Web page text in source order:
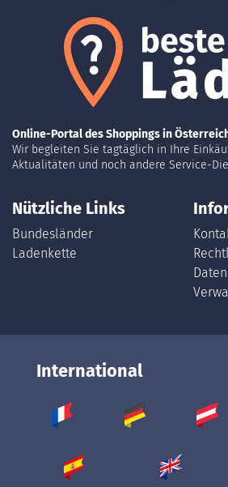
Online-Portal des Shoppings in
Wir begleiten Sie tagtäglich in Ihre
Aktualitäten und noch andere Service-
Nützliche Links
Bundesländer
Ladenkette
International